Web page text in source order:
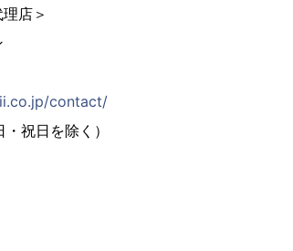
店＞
contact/
祝日を除く）